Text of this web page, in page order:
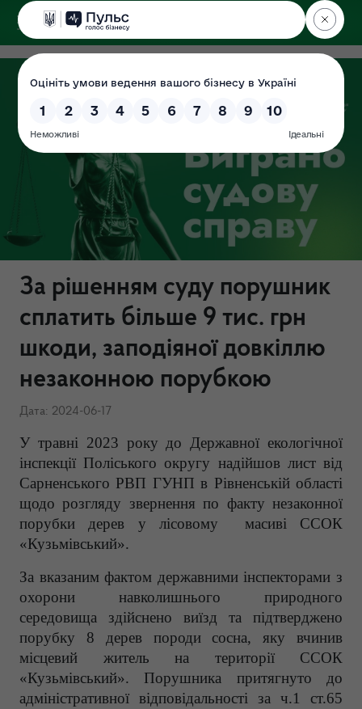
ДЕРЖЕКОІНСПЕКЦІЯ
Поліського округу
За рішенням суду порушник
сплатить більше 9 тис. грн
шкоди, заподіяної довкіллю
незаконною порубкою
Дата: 2024-06-17
У травні 2023 року до Державної екологічної
інспекції Поліського округу надійшов лист від
Сарненського РВП ГУНП в Рівненській області
щодо розгляду звернення по факту незаконної
порубки дерев у лісовому масиві ССОК
«Кузьмівський».
За вказаним фактом державними інспекторами з
охорони навколишнього природного
середовища здійснено виїзд та підтверджено
порубку 8 дерев породи сосна, яку вчинив
місцевий житель на території ССОК
«Кузьмівський». Порушника притягнуто до
адміністративної відповідальності за ч.1 ст.65